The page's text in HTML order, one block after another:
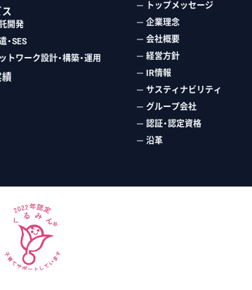
開発
・SES
トワーク設計・構築・運用
トップメッセージ
企業理念
会社概要
経営方針
IR情報
サスティナビリティ
グループ会社
認証・認定資格
沿革